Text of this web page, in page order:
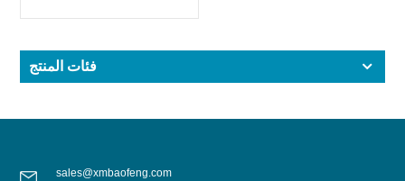
فئات المنتج
sales@xmbaofeng.com